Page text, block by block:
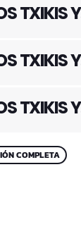
TXIKIS Y
TXIKIS Y
TXIKIS Y
COMPLETA